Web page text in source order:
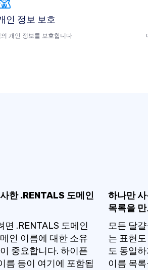
인 정보 보호
개인 정보를 보호합니다
한 .RENTALS 도메인
.RENTALS 도메인
인 이름에 대한 소유
중요합니다. 하이픈
름 등이 여기에 포함됩
하나만
목록을
모든 달
는 표현
도 동일
이름 목